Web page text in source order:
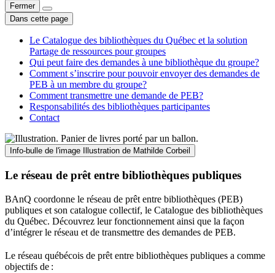
Fermer
Dans cette page
Le Catalogue des bibliothèques du Québec et la solution
Partage de ressources pour groupes
Qui peut faire des demandes à une bibliothèque du groupe?
Comment s’inscrire pour pouvoir envoyer des demandes de
PEB à un membre du groupe?
Comment transmettre une demande de PEB?
Responsabilités des bibliothèques participantes
Contact
Info-bulle de l'image Illustration de Mathilde Corbeil
Le réseau de prêt entre bibliothèques publiques
BAnQ coordonne le réseau de prêt entre bibliothèques (PEB)
publiques et son catalogue collectif, le Catalogue des bibliothèques
du Québec. Découvrez leur fonctionnement ainsi que la façon
d’intégrer le réseau et de transmettre des demandes de PEB.
Le réseau québécois de prêt entre bibliothèques publiques a comme
objectifs de :